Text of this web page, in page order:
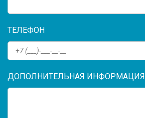
ТЕЛЕФОН
ДОПОЛНИТЕЛЬНАЯ ИНФОРМАЦИЯ